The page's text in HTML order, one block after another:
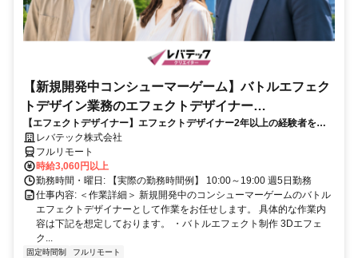
【新規開発中コンシューマーゲーム】バトルエフェク
トデザイン業務のエフェクトデザイナー
_LTCR187574_CP_CRG
【エフェクトデザイナー】エフェクトデザイナー2年以上の経験者を歓
迎！キャリアアップを目指したい方も大歓迎♪
レバテック株式会社
フルリモート
時給3,060円以上
勤務時間・曜日: 【実際の勤務時間例】 10:00～19:00 週5日勤務
仕事内容: ＜作業詳細＞ 新規開発中のコンシューマーゲームのバトル
エフェクトデザイナーとして作業をお任せします。 具体的な作業内
容は下記を想定しております。 ・バトルエフェクト制作 3Dエフェ
ク...
固定時間制 フルリモート